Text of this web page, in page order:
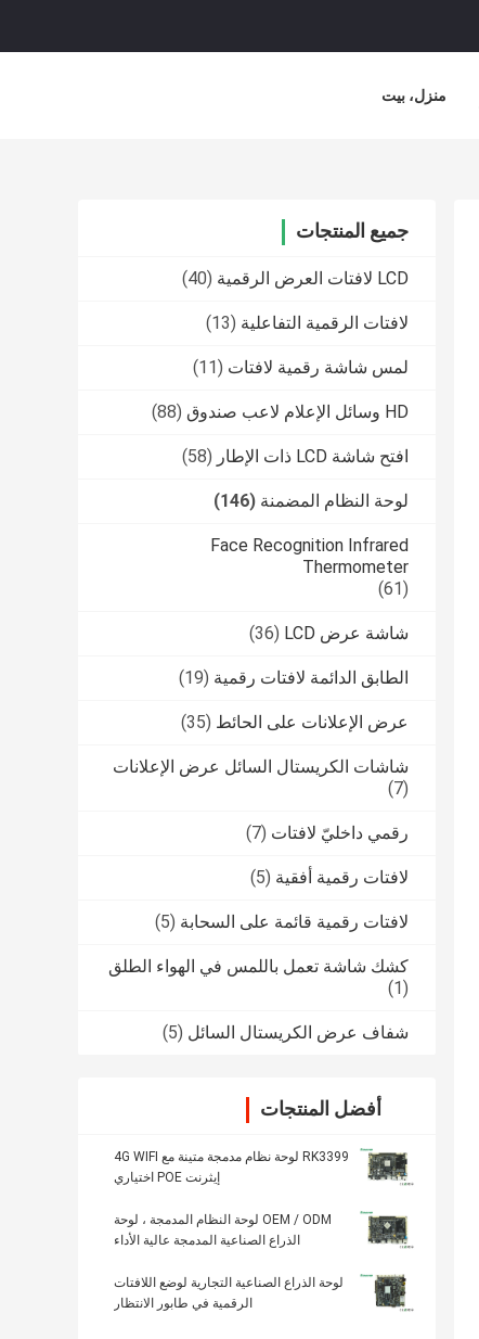
منزل، بيت
جميع المنتجات
LCD لافتات العرض الرقمية (40)
لافتات الرقمية التفاعلية (13)
لمس شاشة رقمية لافتات (11)
HD وسائل الإعلام لاعب صندوق (88)
افتح شاشة LCD ذات الإطار (58)
لوحة النظام المضمنة (146)
Face Recognition Infrared
Thermometer
(61)
شاشة عرض LCD (36)
الطابق الدائمة لافتات رقمية (19)
عرض الإعلانات على الحائط (35)
شاشات الكريستال السائل عرض الإعلانات
(7)
رقمي داخليّ لافتات (7)
لافتات رقمية أفقية (5)
لافتات رقمية قائمة على السحابة (5)
كشك شاشة تعمل باللمس في الهواء الطلق
(1)
شفاف عرض الكريستال السائل (5)
أفضل المنتجات
RK3399 لوحة نظام مدمجة متينة مع 4G WIFI
إيثرنت POE اختياري
OEM / ODM لوحة النظام المدمجة ، لوحة
الذراع الصناعية المدمجة عالية الأداء
لوحة الذراع الصناعية التجارية لوضع اللافتات
الرقمية في طابور الانتظار